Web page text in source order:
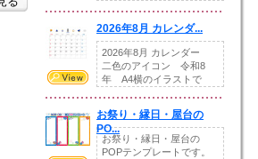
2026年8月 カレンダ...
2026年8月 カレンダー
二色のアイコン 令和8
年 A4横のイラストで
お祭り・縁日・屋台の
PO...
お祭り・縁日・屋台の
POPテンプレートです。